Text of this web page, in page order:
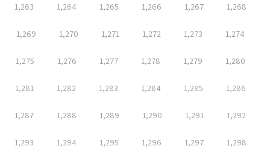
1,263 1,264 1,265 1,266 1,267 1,268
1,269 1,270 1,271 1,272 1,273 1,274
1,275 1,276 1,277 1,278 1,279 1,280
1,281 1,282 1,283 1,284 1,285 1,286
1,287 1,288 1,289 1,290 1,291 1,292
1,293 1,294 1,295 1,296 1,297 1,298